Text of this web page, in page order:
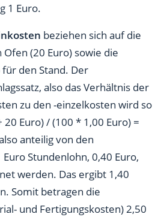
1 Euro.
beziehen sich auf die
(20 Euro) sowie die
den Stand. Der
also das Verhältnis der
zu den -einzelkosten wird so
Euro) / (100 * 1,00 Euro) =
anteilig von den
Stundenlohn, 0,40 Euro,
werden. Das ergibt 1,40
Somit betragen die
und Fertigungskosten) 2,50